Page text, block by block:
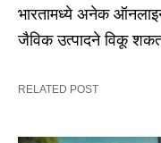
भारतामध्ये अनेक
जैविक उत्पादने विकू
RELATED POST